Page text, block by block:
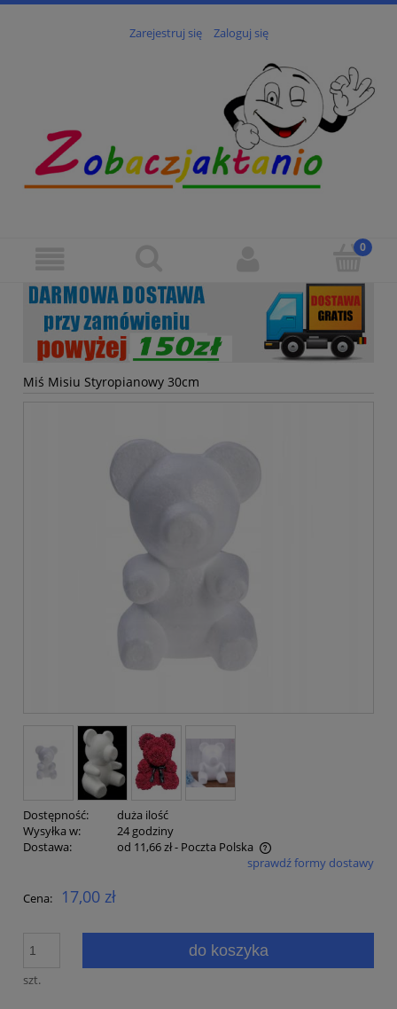
Zarejestruj się Zaloguj się
Miś Misiu Styropianowy 30cm
Dostępność:
duża ilość
Wysyłka w:
24 godziny
Dostawa:
od 11,66 zł- Poczta Polska
Cena nie zawiera ewentualnych kosztów płatnościsprawdź formy dostawy
Cena: 17,00 zł
szt.
do koszyka